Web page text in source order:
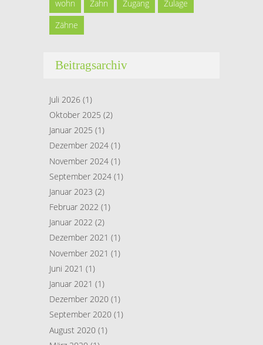
wohn
Zahn Zugang
Zulage
Zähne
Beitragsarchiv
Juli 2026 (1)
Oktober 2025 (2)
Januar 2025 (1)
Dezember 2024 (1)
November 2024 (1)
September 2024 (1)
Januar 2023 (2)
Februar 2022 (1)
Januar 2022 (2)
Dezember 2021 (1)
November 2021 (1)
Juni 2021 (1)
Januar 2021 (1)
Dezember 2020 (1)
September 2020 (1)
August 2020 (1)